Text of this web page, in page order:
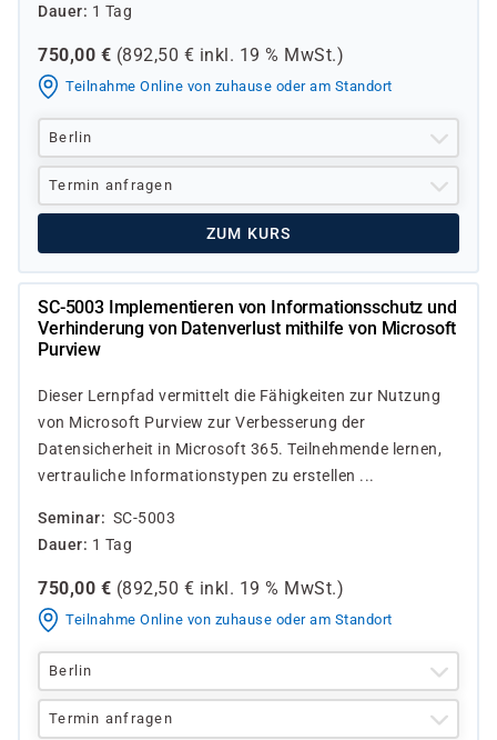
Dauer 1 Tag
750,00 € (892,50 € inkl. 19 % MwSt.)
Teilnahme Online von zuhause oder am Standort
Berlin
Termin anfragen
ZUM KURS
SC-5003 Implementieren von Informationsschutz und
Verhinderung von Datenverlust mithilfe von Microsoft
Purview
Dieser Lernpfad vermittelt die Fähigkeiten zur Nutzung
von Microsoft Purview zur Verbesserung der
Datensicherheit in Microsoft 365. Teilnehmende lernen,
vertrauliche Informationstypen zu erstellen ...
Seminar
SC-5003
Dauer
1 Tag
750,00 € (892,50 € inkl. 19 % MwSt.)
Teilnahme Online von zuhause oder am Standort
Berlin
Termin anfragen